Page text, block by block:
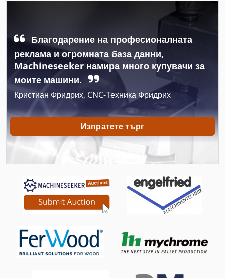
Вмъкване На Машини
Машина За Пръскане
Машина За Пръскане На Боя
Мобилни Дъскорезница
На Планетата Диск
Пред Слайд
Работни Превозно Средство
Сгъване На Машина
Сгъване На Машина Аксесоари
Транспорт Скоба
Транспортна Количка
Благодарение на професионалната
реклама и огромната база данни,
Machineseeker намира много купувачи за
моите машини.
Кристиан Фридрих, CNC-Техника Фридрих
Изпратете търг